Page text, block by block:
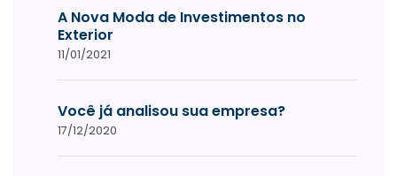
A Nova Moda de Investimentos no
Exterior
11/01/2021
Você já analisou sua empresa?
17/12/2020